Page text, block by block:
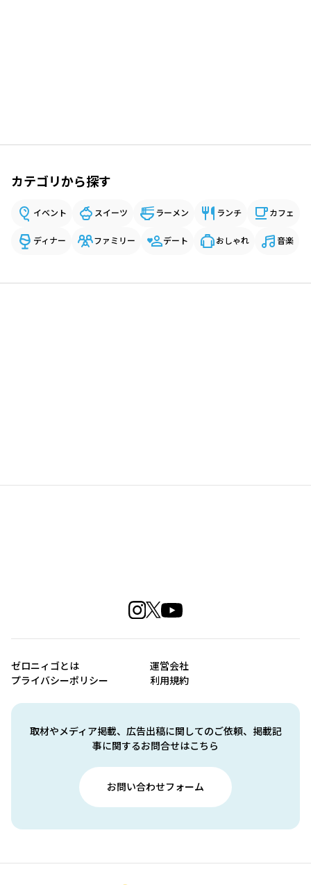
カテゴリから探す
イベント スイーツ ラーメン ランチ カフェ
ディナー ファミリー デート おしゃれ 音楽
取材やメディア掲載、広告出稿に関してのご依頼、掲載記
事に関するお問合せはこちら
お問い合わせフォーム
ゼロニィゴとは
運営会社
プライバシーポリシー
利用規約